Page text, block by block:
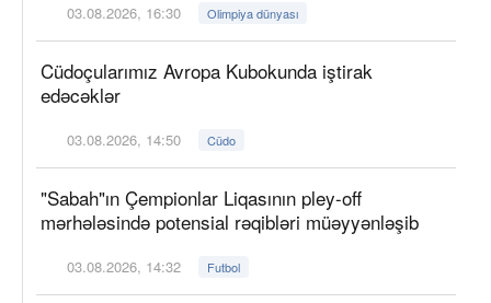
03.08.2026, 16:30 Olimpiya dünyası
Cüdoçularımız Avropa Kubokunda iştirak
edəcəklər
03.08.2026, 14:50 Cüdo
"Sabah"ın Çempionlar Liqasının pley-off
mərhələsində potensial rəqibləri müəyyənləşib
03.08.2026, 14:32 Futbol